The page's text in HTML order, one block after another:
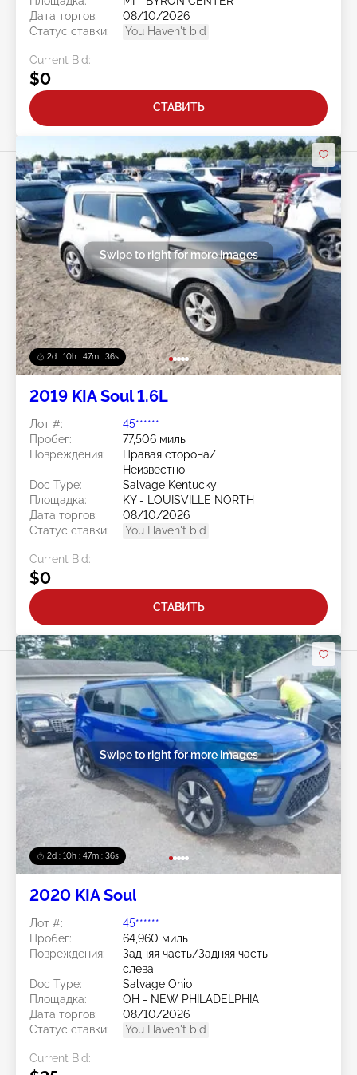
Дата торгов:
08/10/2026
Статус ставки:
You Haven't bid
Current Bid:
$0
СТАВИТЬ
2d : 10h : 47m : 33s
Swipe to right for more images
2019 KIA Soul 1.6L
Лот #:
45******
Пробег:
77,506 миль
Повреждения:
Правая сторона/
Неизвестно
Doc Type:
Salvage Kentucky
Площадка:
KY - LOUISVILLE NORTH
Дата торгов:
08/10/2026
Статус ставки:
You Haven't bid
Current Bid:
$0
СТАВИТЬ
2d : 10h : 47m : 33s
Swipe to right for more images
2020 KIA Soul
Лот #:
45******
Пробег:
64,960 миль
Повреждения:
Задняя часть/Задняя часть
слева
Doc Type:
Salvage Ohio
Площадка:
OH - NEW PHILADELPHIA
Дата торгов:
08/10/2026
Статус ставки:
You Haven't bid
Current Bid: